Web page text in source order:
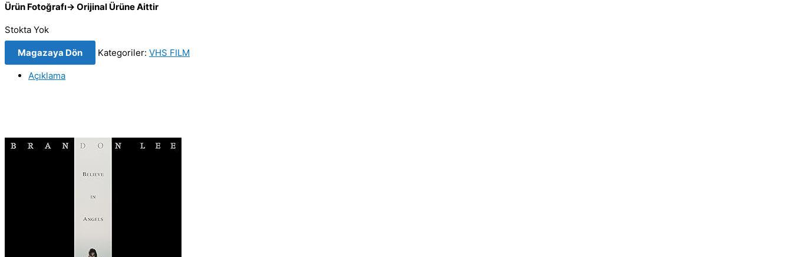
Ürün Fotoğrafı→ Orijinal Ürüne Aittir
Stokta Yok
Magazaya Dön Kategoriler: VHS FILM
Açıklama